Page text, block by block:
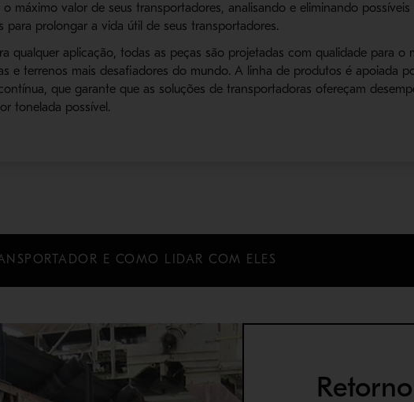
máximo valor de seus transportadores, analisando e eliminando
para prolongar a vida útil de seus transportadores.
qualquer aplicação, todas as peças são projetadas com qualidade para o
e terrenos mais desafiadores do mundo. A linha de produtos é apoiada
que garante que as soluções de transportadoras ofereçam
tonelada possível.
E COMO LIDAR COM ELES
Retorno